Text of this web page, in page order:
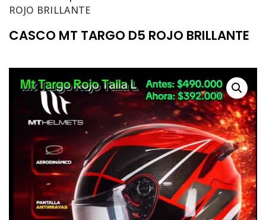
ROJO BRILLANTE
CASCO MT TARGO D5 ROJO BRILLANTE